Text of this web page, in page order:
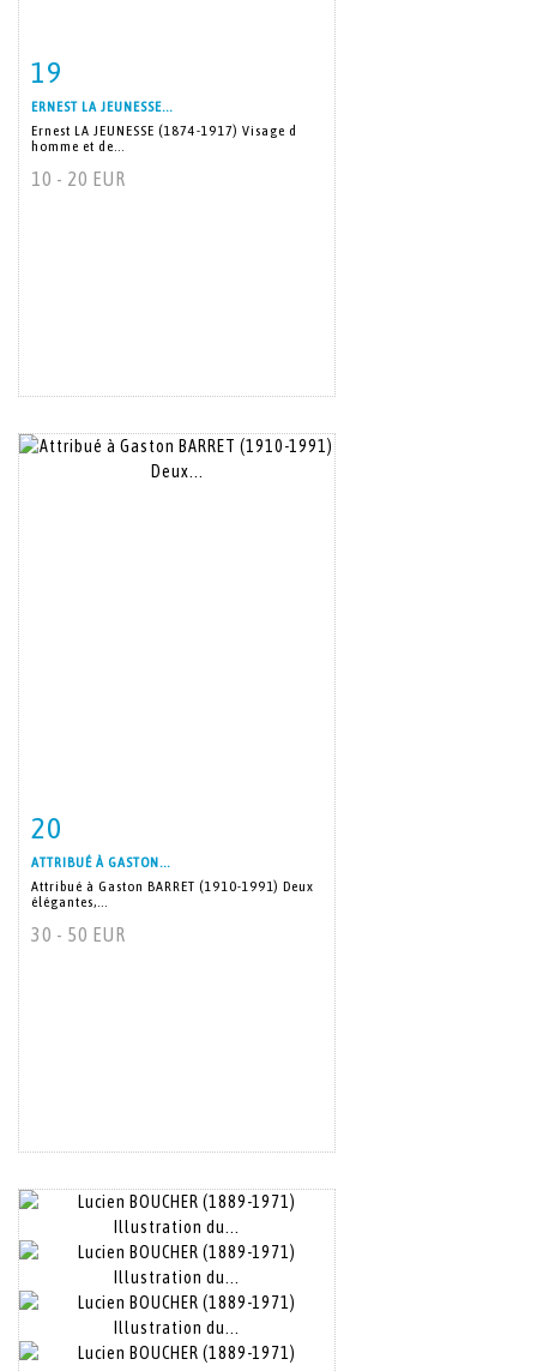
19
ERNEST LA JEUNESSE...
Ernest LA JEUNESSE (1874-1917) Visage d
homme et de...
10 - 20 EUR
20
ATTRIBUÉ À GASTON...
Attribué à Gaston BARRET (1910-1991) Deux
élégantes,...
30 - 50 EUR